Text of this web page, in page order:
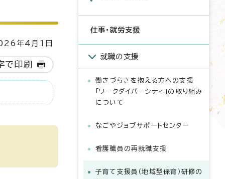
年4月1日
で印刷
仕事・就労支援
就職の支援
働きづらさを抱える方への支援
「ワークダイバーシティ」の取り組み
について
なごやジョブサポートセンター
看護職員の再就職支援
子育て支援員（地域型保育）研修の